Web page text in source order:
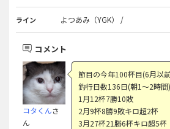
ライン よつあみ（YGK） /
コメント
コタくんさ
ん
節目の今年100杯目(6月以
釣行日数136日(朝1〜2時
1月12杯7勝10敗
2月9杯8勝9敗キロ超2杯
3月27杯21勝6杯キロ超5杯